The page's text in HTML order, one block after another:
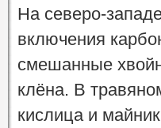
На северо-
включения
смешанные
клёна. В
кислица и